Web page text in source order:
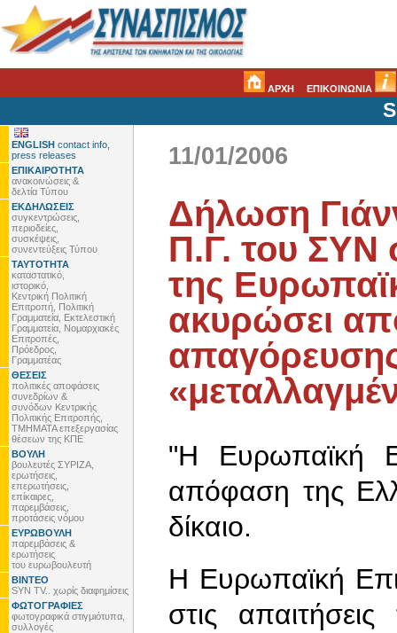
ΑΡΧΗ ΕΠΙΚΟΙΝΩΝΙΑ
ENGLISH contact info,
press releases
ΕΠΙΚΑΙΡΟΤΗΤΑ
ανακοινώσεις &
δελτία Τύπου
ΕΚΔΗΛΩΣΕΙΣ
συγκεντρώσεις,
περιοδείες,
συσκέψεις,
συνεντεύξεις Τύπου
ΤΑΥΤΟΤΗΤΑ
καταστατικό,
ιστορικό,
Κεντρική Πολιτική
Επιτροπή, Πολιτική
Γραμματεία, Εκτελεστική
Γραμματεία, Νομαρχιακές
Επιτροπές,
Πρόεδρος,
Γραμματέας
ΘΕΣΕΙΣ
πολιτικές αποφάσεις
συνεδρίων &
συνόδων Κεντρικής
Πολιτικής Επιτροπής,
ΤΜΗΜΑΤΑ επεξεργασίας
θέσεων της ΚΠΕ
ΒΟΥΛΗ
βουλευτές ΣΥΡΙΖΑ,
ερωτήσεις,
επερωτήσεις,
επίκαιρες,
παρεμβάσεις,
προτάσεις νόμου
ΕΥΡΩΒΟΥΛΗ
παρεμβάσεις &
ερωτήσεις
του ευρωβουλευτή
ΒΙΝΤΕΟ
SYN TV.. χωρίς διαφημίσεις
ΦΩΤΟΓΡΑΦΙΕΣ
φωτογραφικά στιγμιότυπα,
συλλογές
11/01/2006
Δήλωση
Π.Γ. του ΣΥΝ
της
ακυρώσει
απαγόρευσης
"Η Ευρωπαϊκή
απόφαση της
δίκαιο.
Η Ευρωπαϊκή
στις